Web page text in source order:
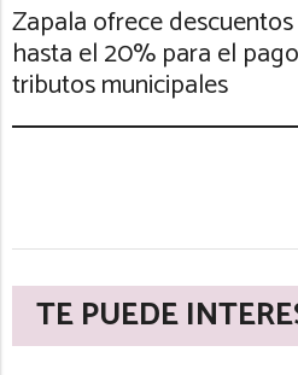
Zapala ofrece
hasta el 20% para el
tributos municipales
TE PUEDE